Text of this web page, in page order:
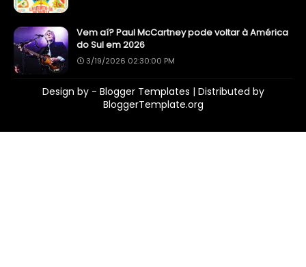
Vem aí? Paul McCartney pode voltar à América
do Sul em 2026
3/19/2026 02:30:00 PM
Design by - Blogger Templates | Distributed by
BloggerTemplate.org